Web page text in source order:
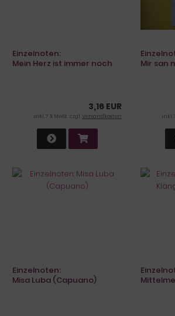
Einzelnoten:
Mein Herz ist immer noch
3,16 EUR
inkl. 7 % MwSt. zzgl.Versandkosten
Mir san
inkl.
Einzelnoten:
Misa Luba (Capuano)